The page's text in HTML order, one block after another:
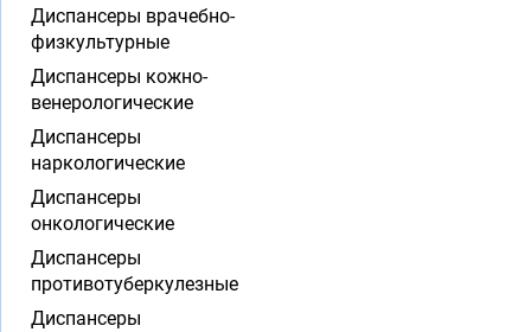
Диспансеры врачебно-
физкультурные
Диспансеры кожно-
венерологические
Диспансеры
наркологические
Диспансеры
онкологические
Диспансеры
противотуберкулезные
Диспансеры